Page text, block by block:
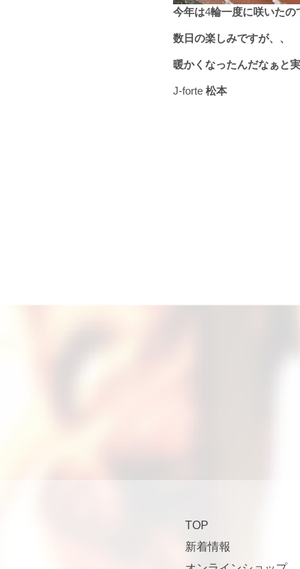
今年は4輪一度に咲いたの
数日の楽しみですが、、
暖かくなったんだなぁと
J-forte松本
TOP
新着情報